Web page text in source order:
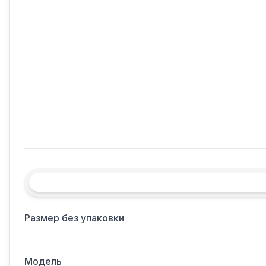
Размер без упаковки
Модель